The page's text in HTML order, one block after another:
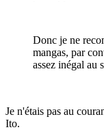
Donc je ne
mangas, par
assez inégal au
Je n'étais pas au
Ito.